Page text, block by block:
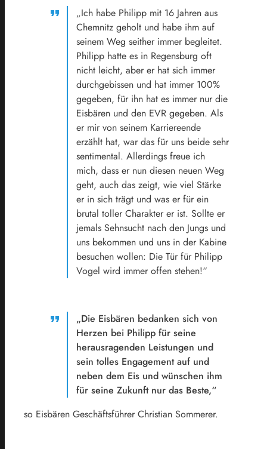
„Ich habe Philipp mit 16 Jahren aus
Chemnitz geholt und habe ihm auf
seinem Weg seither immer begleitet.
Philipp hatte es in Regensburg oft
nicht leicht, aber er hat sich immer
durchgebissen und hat immer 100%
gegeben, für ihn hat es immer nur die
Eisbären und den EVR gegeben. Als
er mir von seinem Karriereende
erzählt hat, war das für uns beide sehr
sentimental. Allerdings freue ich
mich, dass er nun diesen neuen Weg
geht, auch das zeigt, wie viel Stärke
er in sich trägt und was er für ein
brutal toller Charakter er ist. Sollte er
jemals Sehnsucht nach den Jungs und
uns bekommen und uns in der Kabine
besuchen wollen: Die Tür für Philipp
Vogel wird immer offen stehen!“
„Die Eisbären bedanken sich von
Herzen bei Philipp für seine
herausragenden Leistungen und
sein tolles Engagement auf und
neben dem Eis und wünschen ihm
für seine Zukunft nur das Beste,“
so Eisbären Geschäftsführer Christian Sommerer.